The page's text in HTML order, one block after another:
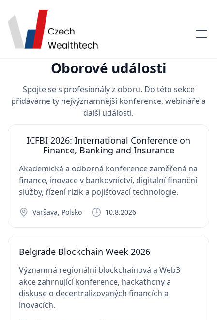
Oborové události
Spojte se s profesionály z oboru. Do této sekce
přidáváme ty nejvýznamnější konference, webináře a
další události.
ICFBI 2026: International Conference on
Finance, Banking and Insurance
Akademická a odborná konference zaměřená na
finance, inovace v bankovnictví, digitální finanční
služby, řízení rizik a pojišťovací technologie.
Varšava, Polsko 10.8.2026
Belgrade Blockchain Week 2026
Významná regionální blockchainová a Web3
akce zahrnující konference, hackathony a
diskuse o decentralizovaných financích a
inovacích.